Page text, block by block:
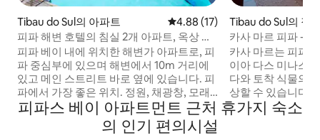
Tibau do Sul의 아파트 평점 4.88점(5점 만점), 후기 17
4.88 (17)
피파 해변 호텔의 침실 2개 아파트, 옥상 수
영장
피파 베이 내에 위치한 해변가 아파트로, 피
파 중심부에 있으며 해변에서 10m 거리에
있고 메인 스트리트 바로 옆에 있습니다. 피
파에서 가장 좋은 위치. 정원, 채광창, 모래
를 씻어낼 수 있는 샤워기가 있는 작은 전용
야외 공간이 있습니다. 모던한 디자인, 욕실
이 있는 스위트, 침실 2개, 소파 베드가 있는
Tibau do Sul의 집
카사 마르 피파 -
카사 마르는 피파
이아 다스 미나스
다와 토착 식물의
상할 수 있습니다.
바다 전망이 보이
이 있습니다.킹사
피파스 베이 아파트먼트 근처 휴가지 숙소
의 인기 편의시설